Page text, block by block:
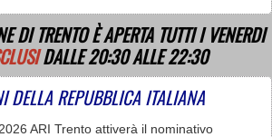
DI TRENTO È APERTA TUTTI I VENERDI
DALLE 20:30 ALLE 22:30
REPUBBLICA ITALIANA
ARI Trento attiverà il nominativo